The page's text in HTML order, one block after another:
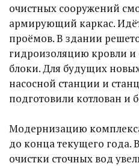
очистных сооружений
армирующий каркас.
проёмов. В здании
гидроизоляцию кровли
блоки. Для будущих
насосной станции и
подготовили котлован и
Модернизацию
до конца текущего года.
очистки сточных вод